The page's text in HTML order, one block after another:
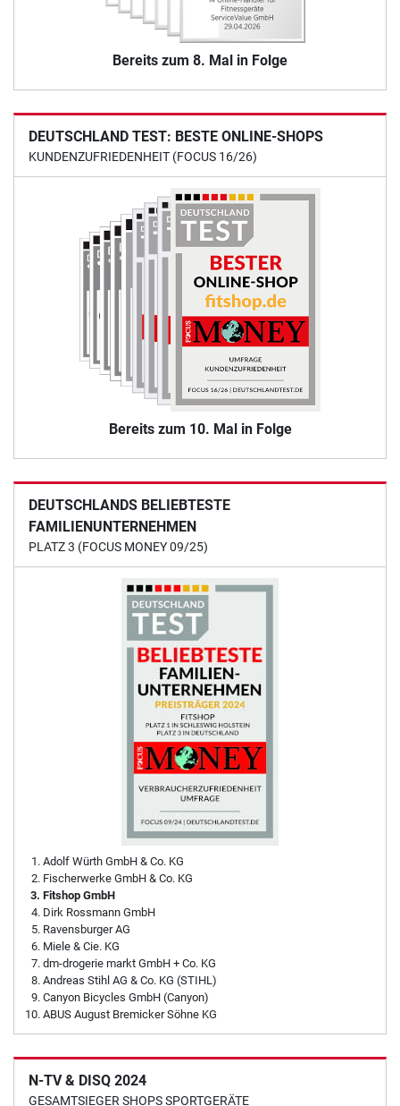
Bereits zum 8. Mal in Folge
DEUTSCHLAND TEST: BESTE ONLINE-SHOPS
KUNDENZUFRIEDENHEIT (FOCUS 16/26)
Bereits zum 10. Mal in Folge
DEUTSCHLANDS BELIEBTESTE
FAMILIENUNTERNEHMEN
PLATZ 3 (FOCUS MONEY 09/25)
Adolf Würth GmbH & Co. KG
Fischerwerke GmbH & Co. KG
Fitshop GmbH
Dirk Rossmann GmbH
Ravensburger AG
Miele & Cie. KG
dm-drogerie markt GmbH + Co. KG
Andreas Stihl AG & Co. KG (STIHL)
Canyon Bicycles GmbH (Canyon)
ABUS August Bremicker Söhne KG
N-TV & DISQ 2024
GESAMTSIEGER SHOPS SPORTGERÄTE